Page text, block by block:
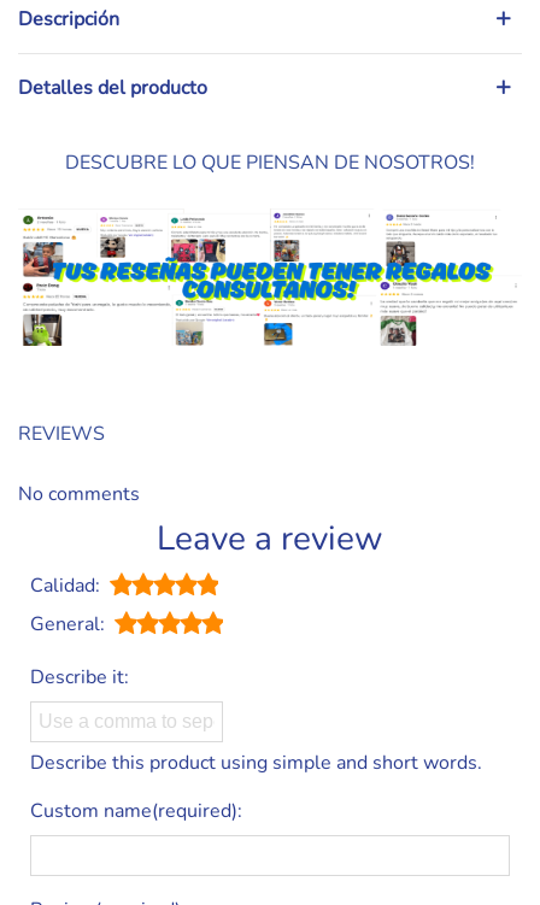
Descripción
Detalles del producto
DESCUBRE LO QUE PIENSAN DE NOSOTROS!
REVIEWS
No comments
Leave a review
Calidad:
General:
Describe it:
Describe this product using simple and short words.
Custom name(required):